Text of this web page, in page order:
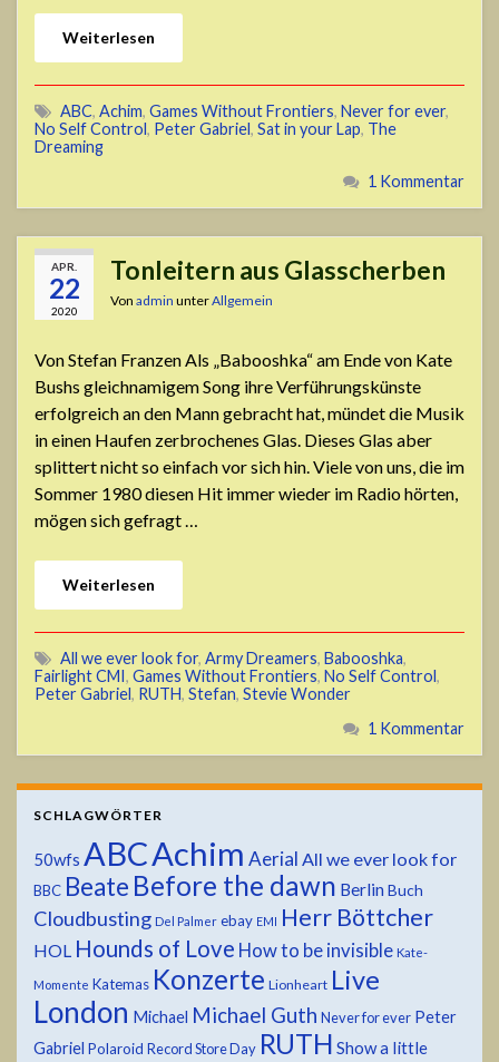
Weiterlesen
ABC, Achim, Games Without Frontiers, Never for ever,
No Self Control, Peter Gabriel, Sat in your Lap, The
Dreaming
1 Kommentar
APR.
22
2020
Tonleitern aus Glasscherben
Von admin unterAllgemein
Von Stefan Franzen Als „Babooshka“ am Ende von Kate
Bushs gleichnamigem Song ihre Verführungskünste
erfolgreich an den Mann gebracht hat, mündet die Musik
in einen Haufen zerbrochenes Glas. Dieses Glas aber
splittert nicht so einfach vor sich hin. Viele von uns, die im
Sommer 1980 diesen Hit immer wieder im Radio hörten,
mögen sich gefragt …
Weiterlesen
All we ever look for, Army Dreamers, Babooshka,
Fairlight CMI, Games Without Frontiers, No Self Control,
Peter Gabriel, RUTH, Stefan, Stevie Wonder
1 Kommentar
SCHLAGWÖRTER
50wfs ABCAchim Aerial All we ever look for
BBC Beate Before the dawn Berlin Buch
Cloudbusting Del Palmer ebay EMI Herr Böttcher
HOL Hounds of Love How to be invisible Kate-
Momente Katemas Konzerte Lionheart Live
London Michael Michael Guth Never for ever Peter
Gabriel Polaroid Record Store Day RUTH Show a little